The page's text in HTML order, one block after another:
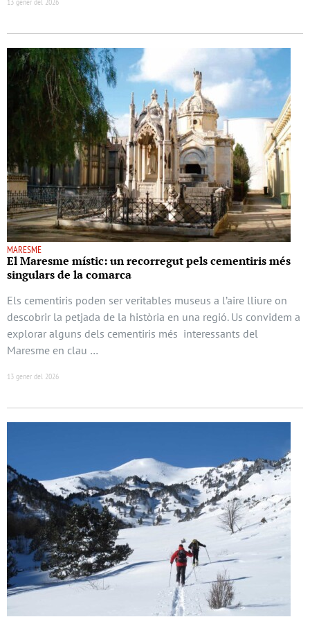
MARESME
El Maresme místic: un recorregut pels cementiris més
singulars de la comarca
Els cementiris poden ser veritables museus a l’aire lliure on
descobrir la petjada de la història en una regió. Us convidem a
explorar alguns dels cementiris més interessants del
Maresme en clau …
13 gener del 2026